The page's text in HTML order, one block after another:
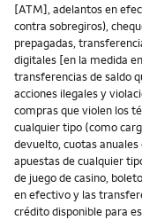
[ATM], adelantos en
contra sobregiros),
prepagadas,
digitales [en la medida
transferencias de saldo
acciones ilegales y
compras que violen los
cualquier tipo (como
devuelto, cuotas
apuestas de cualquier
de juego de casino,
en efectivo y las
crédito disponible para